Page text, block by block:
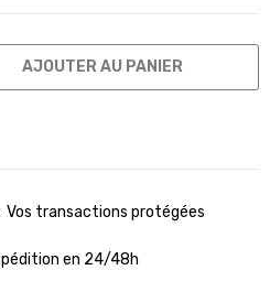
AJOUTER AU PANIER
Vos transactions protégées
en 24/48h